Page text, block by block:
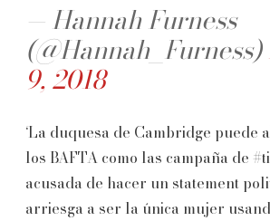
— Hannah Furness
(@Hannah_Furness)
9, 2018
‘La duquesa de Cambridge puede
los BAFTA como las campaña de
acusada de hacer un statement
arriesga a ser la única mujer